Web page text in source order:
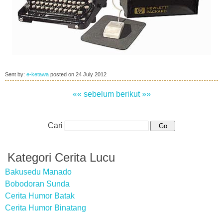
Sent by: e-ketawa posted on 24 July 2012
«« sebelum berikut »»
Cari
Kategori Cerita Lucu
Bakusedu Manado
Bobodoran Sunda
Cerita Humor Batak
Cerita Humor Binatang